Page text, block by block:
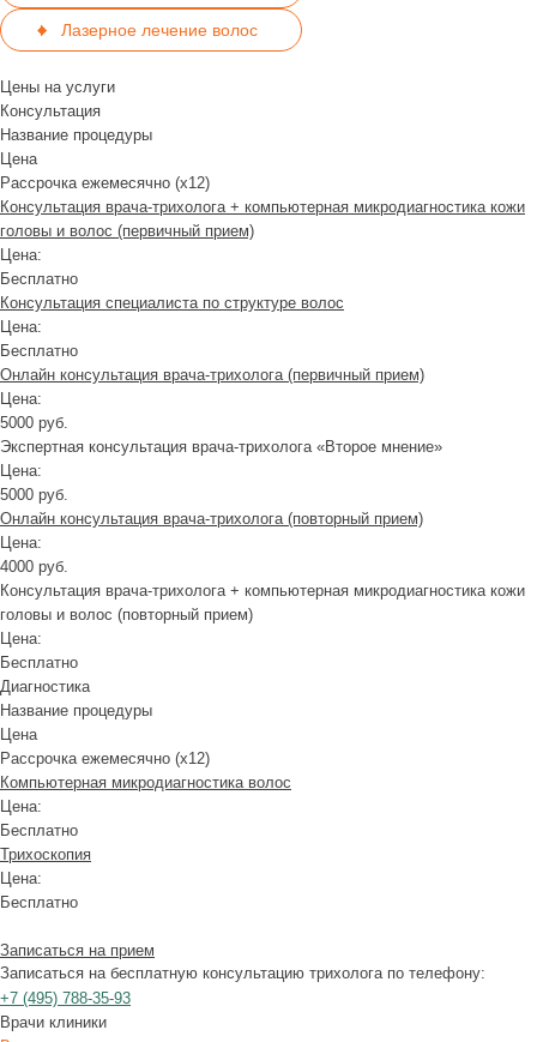
Лазерное лечение волос
Цены на услуги
Консультация
Название процедуры
Цена
Рассрочка ежемесячно (x12)
Консультация врача-трихолога + компьютерная микродиагностика кожи
головы и волос (первичный прием)
Цена:
Бесплатно
Консультация специалиста по структуре волос
Цена:
Бесплатно
Онлайн консультация врача-трихолога (первичный прием)
Цена:
5000 руб.
Экспертная консультация врача-трихолога «Второе мнение»
Цена:
5000 руб.
Онлайн консультация врача-трихолога (повторный прием)
Цена:
4000 руб.
Консультация врача-трихолога + компьютерная микродиагностика кожи
головы и волос (повторный прием)
Цена:
Бесплатно
Диагностика
Название процедуры
Цена
Рассрочка ежемесячно (x12)
Компьютерная микродиагностика волос
Цена:
Бесплатно
Трихоскопия
Цена:
Бесплатно
Записаться на прием
Записаться на бесплатную консультацию трихолога по телефону:
+7 (495) 788-35-93
Врачи клиники